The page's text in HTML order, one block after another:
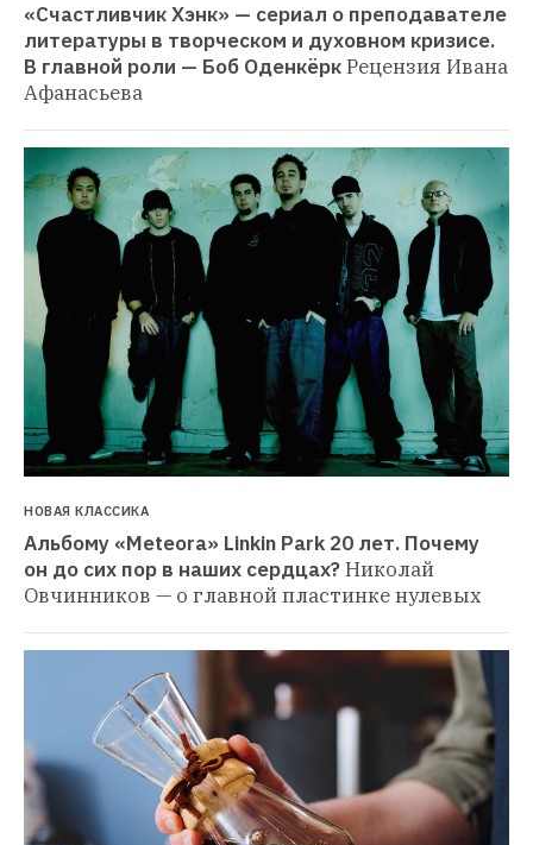
«Счастливчик Хэнк» — сериал о преподавателе
литературы в творческом и духовном кризисе.
В главной роли — Боб ОденкёркРецензия Ивана
Афанасьева
НОВАЯ КЛАССИКА
Альбому «Meteora» Linkin Park 20 лет. Почему
он до сих пор в наших сердцах?Николай
Овчинников — о главной пластинке нулевых